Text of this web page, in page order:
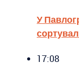
У
17:08